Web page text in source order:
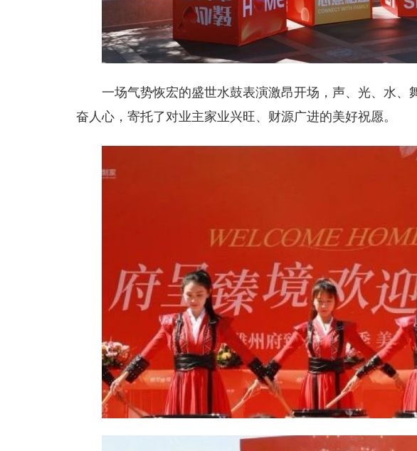
一场气势恢宏的盛世水鼓表演激昂开场，声、光、水、
奋人心，寄托了对业主家业兴旺、财源广进的美好祝愿。